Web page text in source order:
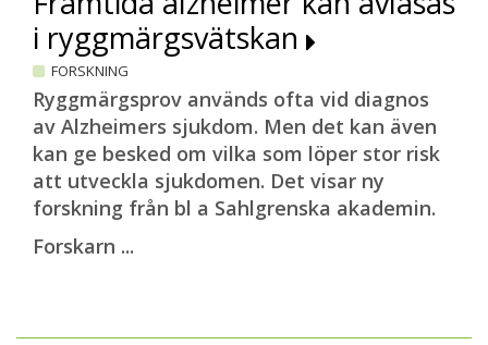
i ryggmärgsvätskan
FORSKNING
Ryggmärgsprov används ofta vid diagnos
av Alzheimers sjukdom. Men det kan även
kan ge besked om vilka som löper stor risk
att utveckla sjukdomen. Det visar ny
forskning från bl a Sahlgrenska akademin.
Forskarn ...